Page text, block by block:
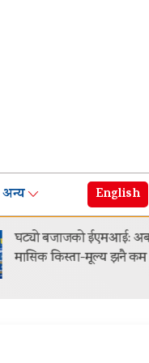
अन्य English
घट्यो बजाजको ईएमआई: अब
मासिक किस्ता-मूल्य झनै कम